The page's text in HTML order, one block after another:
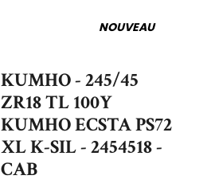
NOUVEAU
KUMHO - 245/45
ZR18 TL 100Y
KUMHO ECSTA PS72
XL K-SIL - 2454518 -
CAB